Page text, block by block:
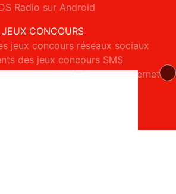
Radio sur Android
JEUX CONCOURS
jeux concours réseaux sociaux
des jeux concours SMS
concours téléphone et internet